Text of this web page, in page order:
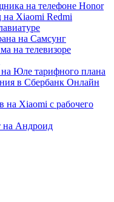
на телефоне Honor
на Xiaomi Redmi
на Самсунг
на телевизоре
Юле тарифного плана
в Сбербанк Онлайн
на Xiaomi с рабочего
на Андроид